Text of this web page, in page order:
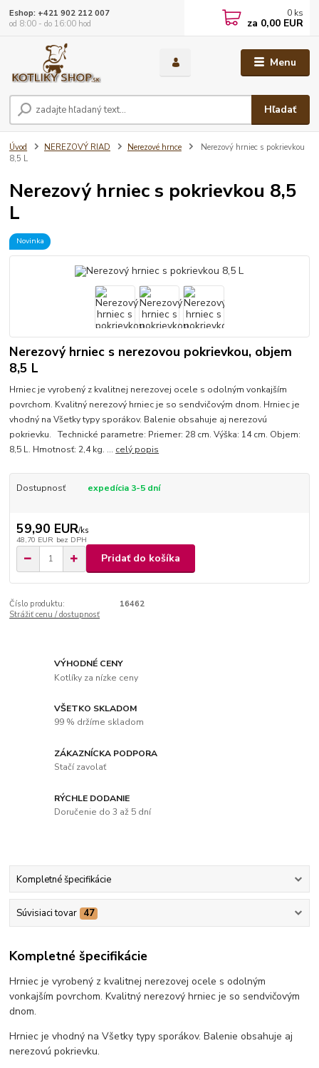
Menu
Hľadať
Eshop: +421 902 212 007
od 8:00 - do 16:00 hod
0 ks
za 0,00 EUR
Úvod NEREZOVÝ RIAD Nerezové hrnce
Nerezový hrniec s pokrievkou
8,5 L
Nerezový hrniec s pokrievkou 8,5
L
Novinka
Nerezový hrniec s nerezovou pokrievkou, objem
8,5 L
Hrniec je vyrobený z kvalitnej nerezovej ocele s odolným vonkajším
povrchom. Kvalitný nerezový hrniec je so sendvičovým dnom. Hrniec je
vhodný na Všetky typy sporákov. Balenie obsahuje aj nerezovú
pokrievku. Technické parametre: Priemer: 28 cm. Výška: 14 cm. Objem:
8,5 L. Hmotnosť: 2,4 kg. ... celý popis
Dostupnosť expedícia 3-5 dní
59,90 EUR/ks
48,70 EUR bez DPH
Pridať do košíka
Číslo produktu:
16462
Strážiť cenu / dostupnosť
VÝHODNÉ CENY
Kotlíky za nízke ceny
VŠETKO SKLADOM
99 % držíme skladom
ZÁKAZNÍCKA PODPORA
Stačí zavolať
RÝCHLE DODANIE
Doručenie do 3 až 5 dní
Kompletné špecifikácie
Súvisiaci tovar 47
Kompletné špecifikácie
Hrniec je vyrobený z kvalitnej nerezovej ocele s odolným
vonkajším povrchom. Kvalitný nerezový hrniec je so sendvičovým
dnom.
Hrniec je vhodný na Všetky typy sporákov. Balenie obsahuje aj
nerezovú pokrievku.